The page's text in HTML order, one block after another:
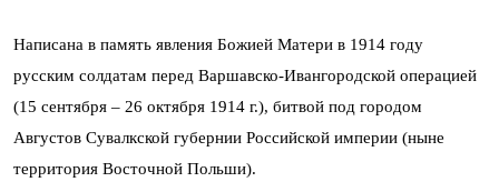
Написана в память явления Божией Матери в 1914 году
русским солдатам перед Варшавско-Ивангородской операцией
(15 сентября – 26 октября 1914 г.), битвой под городом
Августов Сувалкской губернии Российской империи (ныне
территория Восточной Польши).